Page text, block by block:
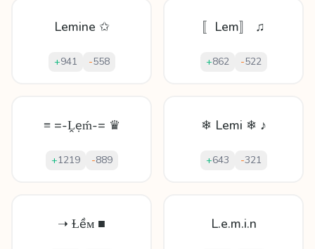
Lemine ✩
+941 -558
〚Lem〛 ♫
+862 -522
≡ =-Ḽẹḿ-= ♛
+1219 -889
❄ Lemi ❄ ♪
+643 -321
➝ Ɫềᴍ ■ L.e.m.i.n